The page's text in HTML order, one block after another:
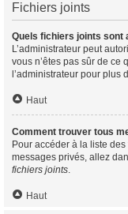
Fichiers joints
Quels fichiers joints sont
L’administrateur peut
vous n’êtes pas sûr de ce
l’administrateur pour plus
Haut
Comment trouver tous
Pour accéder à la liste
messages privés, allez
fichiers joints.
Haut